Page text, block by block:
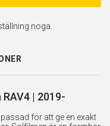
noga.
| 2019-
för att ge en exakt